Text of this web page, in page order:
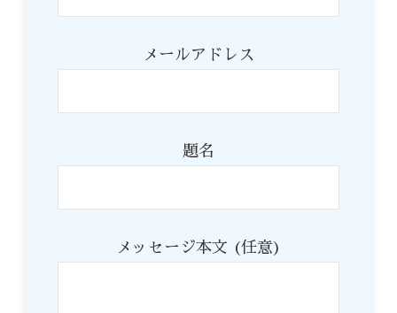
メールアドレス
題名
メッセージ本文 (任意)